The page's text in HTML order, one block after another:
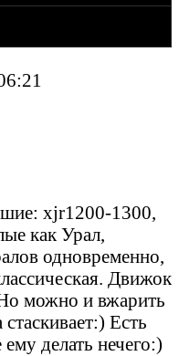
xjr1200-1300,
как Урал,
одновременно,
Движок
можно и вжарить
Есть
делать нечего:)